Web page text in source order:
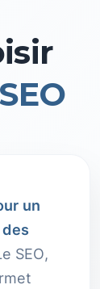
un
SEO,